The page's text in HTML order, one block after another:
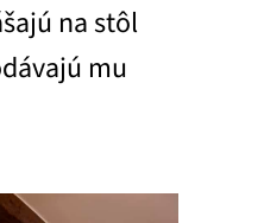
na stôl
mu